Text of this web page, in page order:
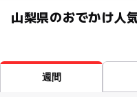
山梨県のおでかけ人
週間